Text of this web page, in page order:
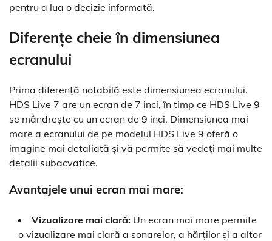
pentru a lua o decizie informată.
Diferențe cheie în dimensiunea
ecranului
Prima diferență notabilă este dimensiunea ecranului.
HDS Live 7 are un ecran de 7 inci, în timp ce HDS Live 9
se mândrește cu un ecran de 9 inci. Dimensiunea mai
mare a ecranului de pe modelul HDS Live 9 oferă o
imagine mai detaliată și vă permite să vedeți mai multe
detalii subacvatice.
Avantajele unui ecran mai mare:
Vizualizare mai clară: Un ecran mai mare permite
o vizualizare mai clară a sonarelor, a hărților și a altor